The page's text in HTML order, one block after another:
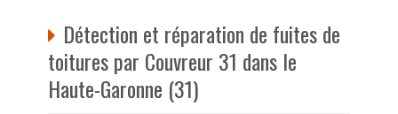
Détection et réparation de fuites de
toitures par Couvreur 31 dans le
Haute-Garonne (31)